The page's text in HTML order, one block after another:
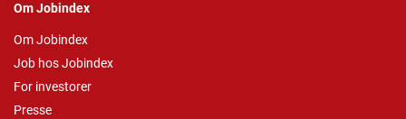
Om Jobindex
Om Jobindex
Job hos Jobindex
For investorer
Presse